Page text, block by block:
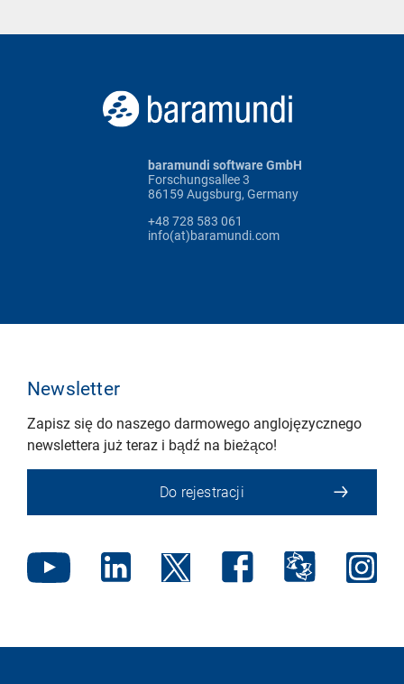
baramundi software GmbH
Forschungsallee 3
86159 Augsburg, Germany
+48 728 583 061
info(at)baramundi.com
Newsletter
Zapisz się do naszego darmowego anglojęzycznego
newslettera już teraz i bądź na bieżąco!
Do rejestracji